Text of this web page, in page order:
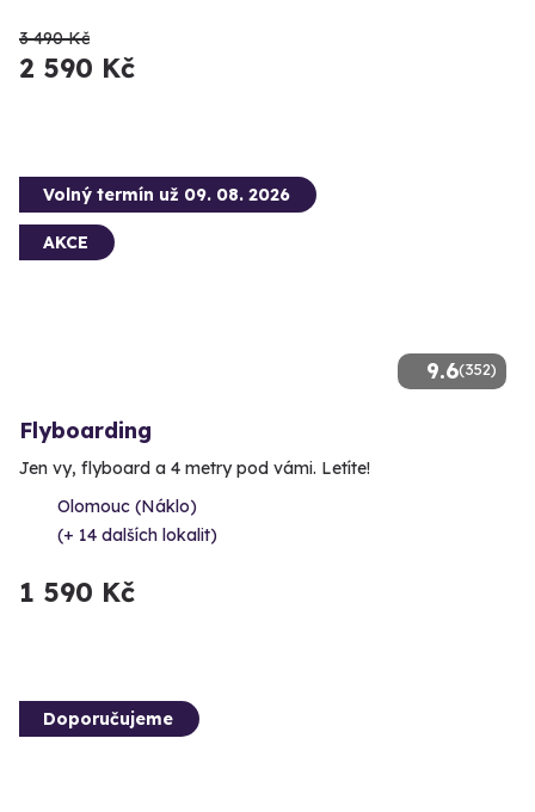
3 490 Kč
2 590 Kč
9.6(352)
Volný termín už 09. 08. 2026
AKCE
Flyboarding
Jen vy, flyboard a 4 metry pod vámi. Letíte!
Olomouc (Náklo)
(+ 14 dalších lokalit)
1 590 Kč
Doporučujeme